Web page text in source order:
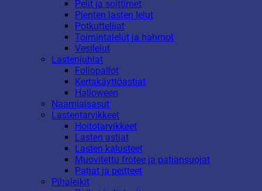
Pelit ja soittimet
Pienten lasten lelut
Potkuttelijat
Toimintalelut ja hahmot
Vesilelut
Lastenjuhlat
Foliopallot
Kertakäyttöastiat
Halloween
Naamiaisasut
Lastentarvikkeet
Hoitotarvikkeet
Lasten astiat
Lasten kalusteet
Muovitettu frotee ja patjansuojat
Patjat ja peitteet
Pihaleikit